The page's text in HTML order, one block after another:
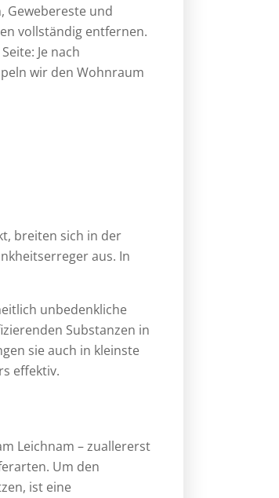
Gewebereste und
vollständig entfernen.
Je nach
wir den Wohnraum
breiten sich in der
aus. In
unbedenkliche
Substanzen in
sie auch in kleinste
effektiv.
Leichnam – zuallererst
Um den
ist eine